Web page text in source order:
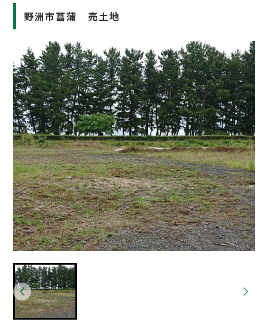
貸したい
オーナー様向け
SKC Shiga
リフォーム・リノベーション
会社概要
お知らせ
採用情報
よくある質問
Instagram
野洲市菖蒲 売土地